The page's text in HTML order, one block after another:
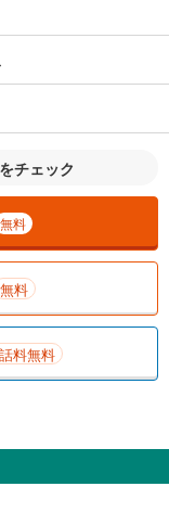
チェック
無料
無料
料無料